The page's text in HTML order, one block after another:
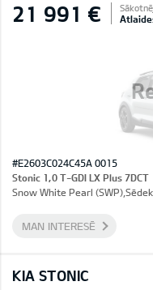
21 991 €
#E2603C024C45A 0015
Stonic 1,0 T-GDI LX Plus 7DCT
Snow White Pearl
MAN INTERESĒ
KIA STONIC